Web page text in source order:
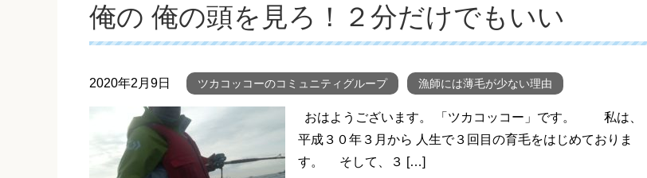
俺の 俺の頭を見ろ！２分だけでもいい
2020年2月9日 ツカコッコーのコミュニティグループ 漁師には薄毛が少ない理由
おはようございます。 「ツカコッコー」です。 私は、
平成３０年３月から 人生で３回目の育毛をはじめておりま
す。 そして、３ […]